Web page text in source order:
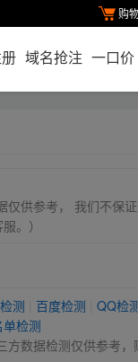
购
域名抢注 一口价
仅供参考， 我们不保
。）
测 百度检测
QQ检
检测
方数据检测仅供参考